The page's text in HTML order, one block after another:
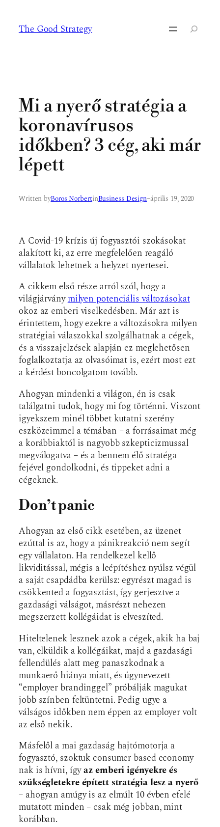
tartalomhoz
The Good Strategy Keresés
Mi a nyerő stratégia a
koronavírusos
időkben? 3 cég, aki már
lépett
Written byBoros NorbertinBusiness Design–április 19, 2020
A Covid-19 krízis új fogyasztói szokásokat
alakított ki, az erre megfelelően reagáló
vállalatok lehetnek a helyzet nyertesei.
A cikkem első része arról szól, hogy a
világjárványmilyen potenciális változásokat
okoz az emberi viselkedésben. Már azt is
érintettem, hogy ezekre a változásokra milyen
stratégiai válaszokkal szolgálhatnak a cégek,
és a visszajelzések alapján ez meglehetősen
foglalkoztatja az olvasóimat is, ezért most ezt
a kérdést boncolgatom tovább.
Ahogyan mindenki a világon, én is csak
találgatni tudok, hogy mi fog történni. Viszont
igyekszem minél többet kutatni szerény
eszközeimmel a témában – a forrásaimat még
a korábbiaktól is nagyobb szkepticizmussal
megválogatva – és a bennem élő stratéga
fejével gondolkodni, és tippeket adni a
cégeknek.
Don’t panic
Ahogyan az első cikk esetében, az üzenet
ezúttal is az, hogy a pánikreakció nem segít
egy vállalaton. Ha rendelkezel kellő
likviditással, mégis a leépítéshez nyúlsz végül
a saját csapdádba kerülsz: egyrészt magad is
csökkented a fogyasztást, így gerjesztve a
gazdasági válságot, másrészt nehezen
megszerzett kollégáidat is elveszíted.
Hiteltelenek lesznek azok a cégek, akik ha baj
van, elküldik a kollégáikat, majd a gazdasági
fellendülés alatt meg panaszkodnak a
munkaerő hiánya miatt, és úgynevezett
“employer brandinggel” próbálják magukat
jobb színben feltüntetni. Pedig ugye a
válságos időkben nem éppen az employer volt
az első nekik.
Másfelől a mai gazdaság hajtómotorja a
fogyasztó, szoktuk consumer based economy-
nak is hívni, ígyaz emberi igényekre és
szükségletekre épített stratégia lesz a nyerő
– ahogyan amúgy is az elmúlt 10 évben efelé
mutatott minden – csak még jobban, mint
korábban.